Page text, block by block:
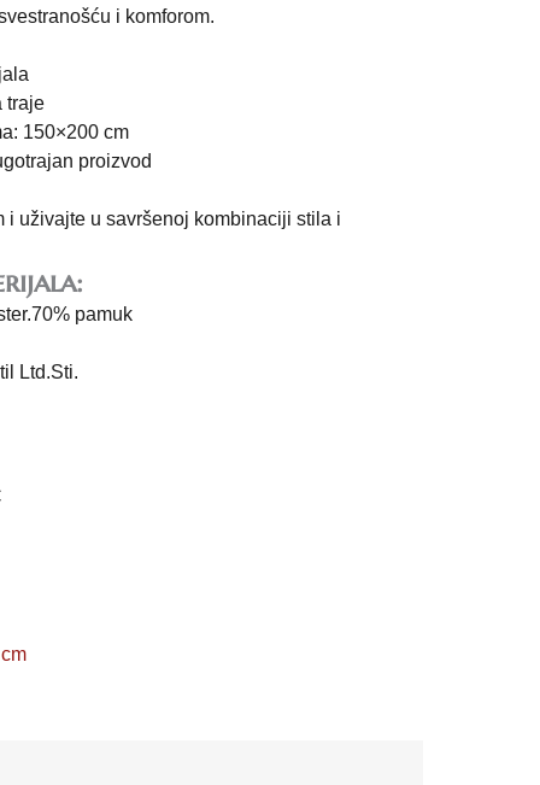
i komforom.
traje
150×200 cm
proizvod
i uživajte u savršenoj kombinaciji stila i
pamuk
Ltd.Sti.